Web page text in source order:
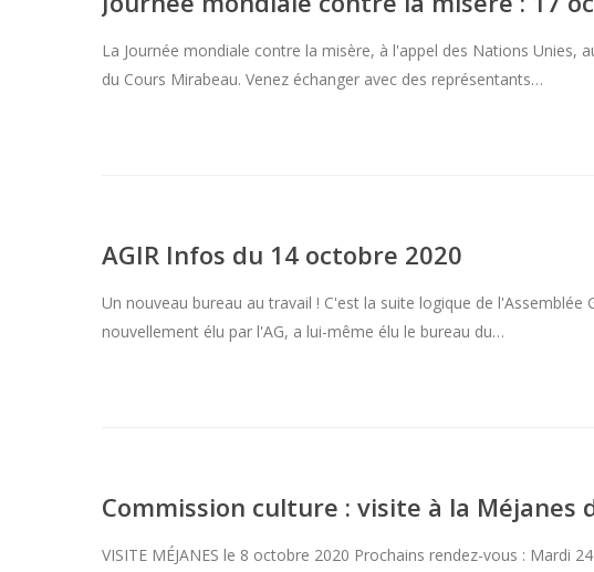
La Journée mondiale contre la misère, à l'appel des Nations Unies,
du Cours Mirabeau. Venez échanger avec des représentants…
AGIR Infos du 14 octobre 2020
Un nouveau bureau au travail ! C'est la suite logique de
nouvellement élu par l'AG, a lui-même élu le bureau du…
Commission culture : visite à la Méjanes
VISITE MÉJANES le 8 octobre 2020 Prochains rendez-vous : Mardi